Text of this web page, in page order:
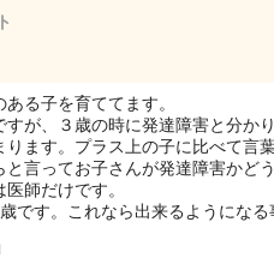
ある子を育ててます。
すが、３歳の時に発達障害と分か
ります。プラス上の子に比べて言
と言ってお子さんが発達障害かど
医師だけです。
です。これなら出来るようになる